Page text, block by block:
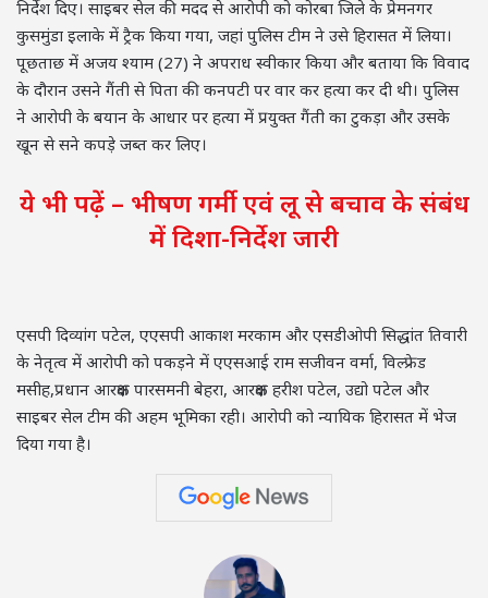
निर्देश दिए। साइबर सेल की मदद से आरोपी को कोरबा जिले के प्रेमनगर
कुसमुंडा इलाके में ट्रैक किया गया, जहां पुलिस टीम ने उसे हिरासत में लिया।
पूछताछ में अजय श्याम (27) ने अपराध स्वीकार किया और बताया कि विवाद
के दौरान उसने गैंती से पिता की कनपटी पर वार कर हत्या कर दी थी। पुलिस
ने आरोपी के बयान के आधार पर हत्या में प्रयुक्त गैंती का टुकड़ा और उसके
खून से सने कपड़े जब्त कर लिए।
ये भी पढ़ें – भीषण गर्मी एवं लू से बचाव के संबंध
में दिशा-निर्देश जारी
एसपी दिव्यांग पटेल, एएसपी आकाश मरकाम और एसडीओपी सिद्धांत तिवारी
के नेतृत्व में आरोपी को पकड़ने में एएसआई राम सजीवन वर्मा, विल्फ्रेड
मसीह,प्रधान आरक्षक पारसमनी बेहरा, आरक्षक हरीश पटेल, उद्यो पटेल और
साइबर सेल टीम की अहम भूमिका रही। आरोपी को न्यायिक हिरासत में भेज
दिया गया है।